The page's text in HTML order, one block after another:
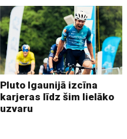
Pluto Igaunijā izcīna
karjeras līdz šim lielāko
uzvaru